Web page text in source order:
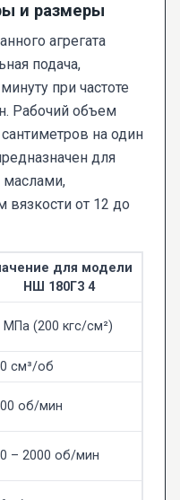
и размеры
агрегата
подача,
при частоте
Рабочий объем
на один
для
маслами,
вязкости от 12 до
для модели
НШ 180Г3 4
МПа (200 кгс/см²)
см³/об
об/мин
– 2000 об/мин